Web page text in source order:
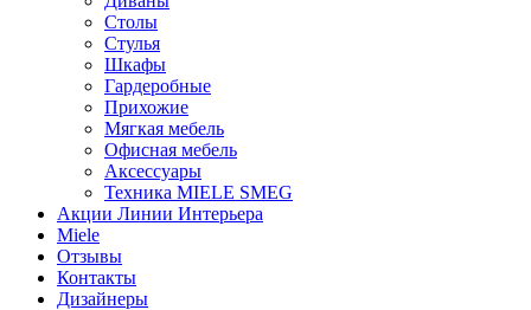
Столы
Стулья
Шкафы
Гардеробные
Прихожие
Мягкая мебель
Офисная мебель
Аксессуары
Техника MIELE SMEG
Акции Линии Интерьера
Miele
Отзывы
Контакты
Дизайнеры